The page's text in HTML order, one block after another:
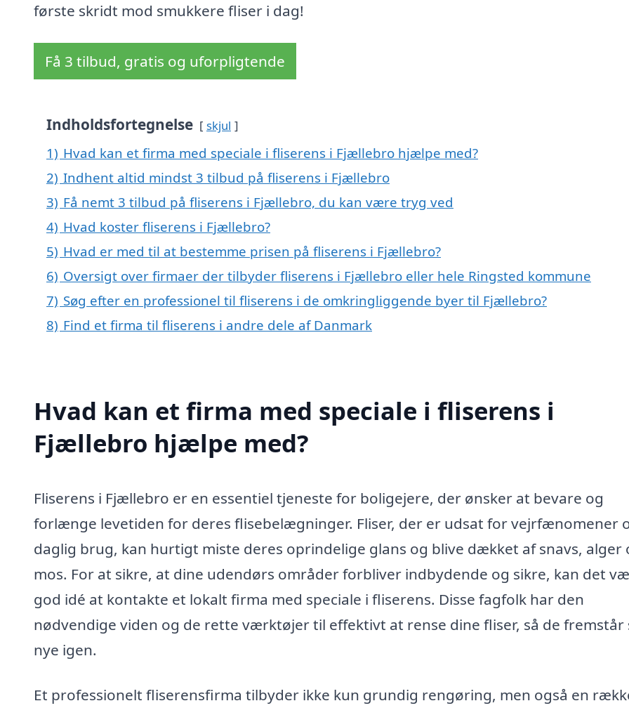
første skridt mod smukkere fliser i dag!
Få 3 tilbud, gratis og uforpligtende
Indholdsfortegnelse skjul
1) Hvad kan et firma med speciale i fliserens i Fjællebro hjælpe med?
2) Indhent altid mindst 3 tilbud på fliserens i Fjællebro
3) Få nemt 3 tilbud på fliserens i Fjællebro, du kan være tryg ved
4) Hvad koster fliserens i Fjællebro?
5) Hvad er med til at bestemme prisen på fliserens i Fjællebro?
6) Oversigt over firmaer der tilbyder fliserens i Fjællebro eller hele Ringsted kommune
7) Søg efter en professionel til fliserens i de omkringliggende byer til Fjællebro?
8) Find et firma til fliserens i andre dele af Danmark
Hvad kan et firma med speciale i fliserens i
Fjællebro hjælpe med?
Fliserens i Fjællebro er en essentiel tjeneste for boligejere, der ønsker at bevare og
forlænge levetiden for deres flisebelægninger. Fliser, der er udsat for vejrfænomener
daglig brug, kan hurtigt miste deres oprindelige glans og blive dækket af snavs, alger
mos. For at sikre, at dine udendørs områder forbliver indbydende og sikre, kan det
god idé at kontakte et lokalt firma med speciale i fliserens. Disse fagfolk har den
nødvendige viden og de rette værktøjer til effektivt at rense dine fliser, så de fremstår
nye igen.
Et professionelt fliserensfirma tilbyder ikke kun grundig rengøring, men også en